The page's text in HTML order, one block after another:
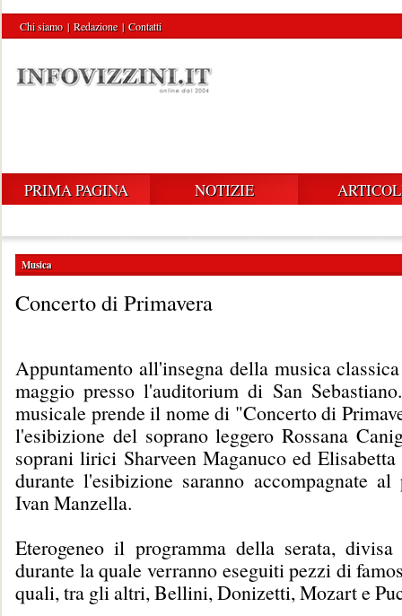
Chi siamo | Redazione | Contatti
PRIMA PAGINA NOTIZIE
Musica
Concerto di Primavera
Appuntamento all'insegna della musica
maggio presso l'auditorium di San
musicale prende il nome di "Concerto di
l'esibizione del soprano leggero Rossana
soprani lirici Sharveen Maganuco ed
durante l'esibizione saranno accompagnate al
Ivan Manzella.
Eterogeneo il programma della serata,
durante la quale verranno eseguiti pezzi di
quali, tra gli altri, Bellini, Donizetti, Mozart e